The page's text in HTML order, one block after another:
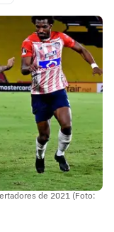
de 2021 (Foto: